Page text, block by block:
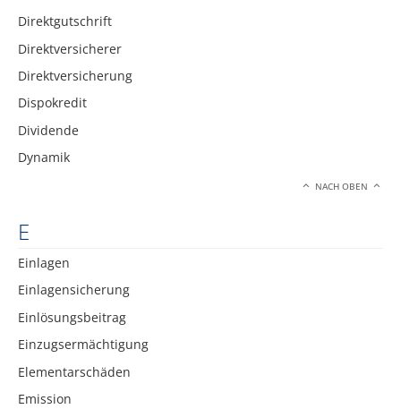
Direktgutschrift
Direktversicherer
Direktversicherung
Dispokredit
Dividende
Dynamik
NACH OBEN
E
Einlagen
Einlagensicherung
Einlösungsbeitrag
Einzugsermächtigung
Elementarschäden
Emission